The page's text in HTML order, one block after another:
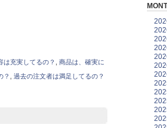
は充実してるの？
商品は、確実に
？ 過去の注文者は満足してるの？